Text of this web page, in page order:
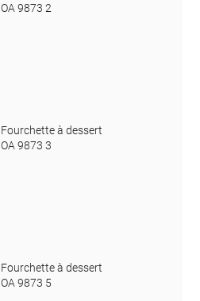
OA 9873 2
Fourchette à dessert
OA 9873 3
Fourchette à dessert
OA 9873 5